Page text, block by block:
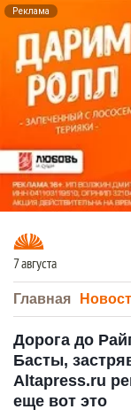
Реклама
7 августа
Главная
Дорога до
Басты,
Altapress.ru
еще вот это